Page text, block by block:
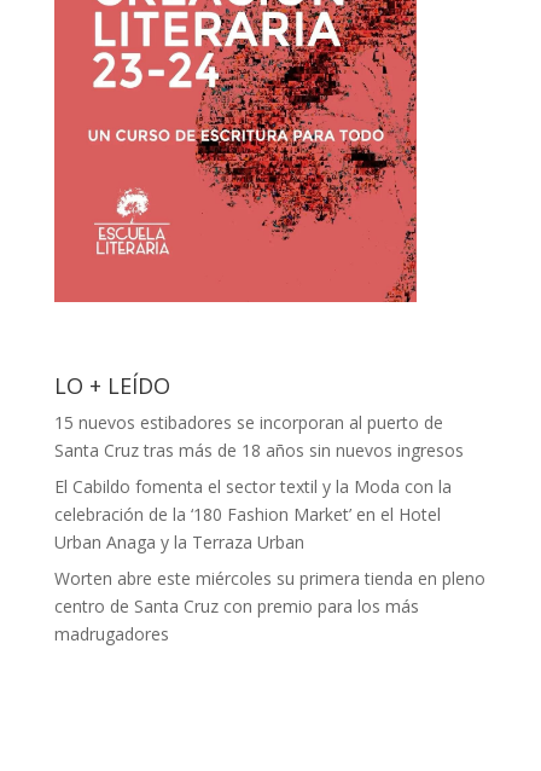
LO + LEÍDO
15 nuevos estibadores se incorporan al puerto de
Santa Cruz tras más de 18 años sin nuevos ingresos
El Cabildo fomenta el sector textil y la Moda con la
celebración de la ‘180 Fashion Market’ en el Hotel
Urban Anaga y la Terraza Urban
Worten abre este miércoles su primera tienda en pleno
centro de Santa Cruz con premio para los más
madrugadores